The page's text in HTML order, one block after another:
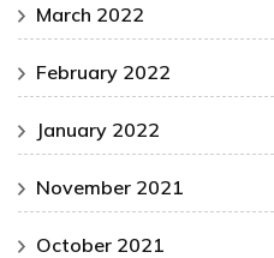
March 2022
February 2022
January 2022
November 2021
October 2021